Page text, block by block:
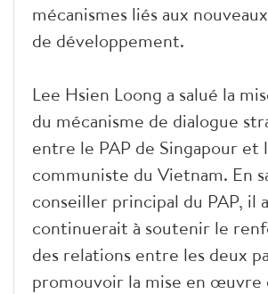
mécanismes liés aux
de développement.
Lee Hsien Loong a salué la
du mécanisme de dialogue
entre le PAP de Singapour et
communiste du Vietnam. En
conseiller principal du PAP, il
continuerait à soutenir le
des relations entre les deux
promouvoir la mise en œuvre